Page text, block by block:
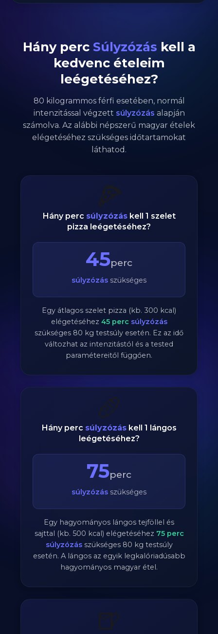
Hány perc Súlyzózás kell a
kedvenc ételeim
leégetéséhez?
80 kilogrammos férfi esetében, normál
intenzitással végzett súlyzózás alapján
számolva. Az alábbi népszerű magyar ételek
elégetéséhez szükséges időtartamokat
láthatod.
🍕
Hány perc súlyzózáskell 1 szelet
pizza leégetéséhez?
45perc
súlyzózás szükséges
Egy átlagos szelet pizza (kb. 300 kcal)
elégetéséhez 45perc súlyzózás
szükséges 80 kg testsúly esetén. Ez az idő
változhat az intenzitástól és a tested
paramétereitől függően.
🥖
Hány perc súlyzózáskell 1 lángos
leégetéséhez?
75perc
súlyzózás szükséges
Egy hagyományos lángos tejföllel és
sajttal (kb. 500 kcal) elégetéséhez 75perc
súlyzózásszükséges 80 kg testsúly
esetén. A lángos az egyik legkalóriadúsabb
hagyományos magyar étel.
🍺